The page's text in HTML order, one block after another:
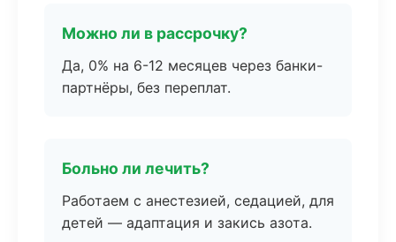
Можно ли в рассрочку?
Да, 0% на 6-12 месяцев через банки-
партнёры, без переплат.
Больно ли лечить?
Работаем с анестезией, седацией, для
детей — адаптация и закись азота.